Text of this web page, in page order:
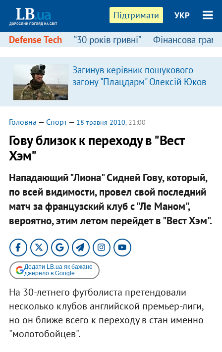
Підтримати УКР
Defense Tech “30 років гривні” Фінансова
Загинув керівник пошукового
загону "Плацдарм" Олексій Юков
Головна — Спорт— 18 травня 2010, 21:00
Гову близок к переходу в "Вест
Хэм"
Нападающий "Лиона" Сидней Гову, который,
по всей видимости, провел свой последний
матч за французский клуб с "Ле Маном",
вероятно, этим летом перейдет в "Вест Хэм".
Додати LB.ua як бажане
джерело в Google
На 30-летнего футболиста претендовали
несколько клубов английской премьер-лиги,
но он ближе всего к переходу в стан именно
"молотобойцев".